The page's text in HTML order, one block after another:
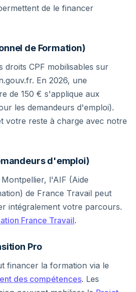
de le financer
de Formation)
droits CPF mobilisables sur
En 2026, une
de 150 € s'applique aux
les demandeurs d'emploi).
votre reste à charge avec notre
d'emploi)
l'AIF (Aide
de France Travail peut
intégralement votre parcours.
France Travail.
Pro
financer la formation via le
des compétences. Les